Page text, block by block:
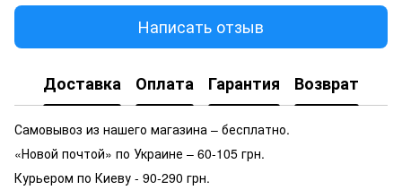
Написать отзыв
Доставка Оплата Гарантия Возврат
Самовывоз из нашего магазина – бесплатно.
«Новой почтой» по Украине – 60-105 грн.
Курьером по Киеву - 90-290 грн.